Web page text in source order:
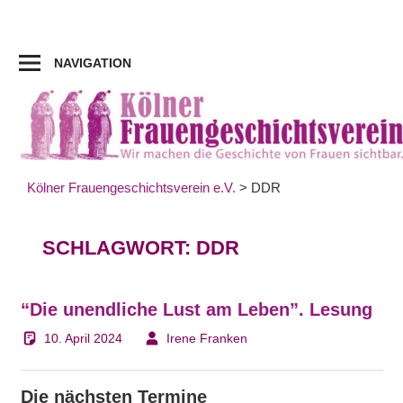
springen
NAVIGATION
Kölner Frauengeschichtsverein e.V. > DDR
SCHLAGWORT: DDR
“Die unendliche Lust am Leben”. Lesung
10. April 2024 Irene Franken
Die nächsten Termine